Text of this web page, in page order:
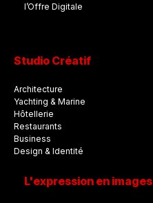
l’Offre Digitale
Studio Créatif
Architecture
Yachting & Marine
Hôtellerie
Restaurants
Business
Design & Identité
L'expression en images